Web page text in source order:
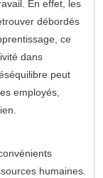
En effet, les
débordés
ce
dans
peut
employés,
humaines.